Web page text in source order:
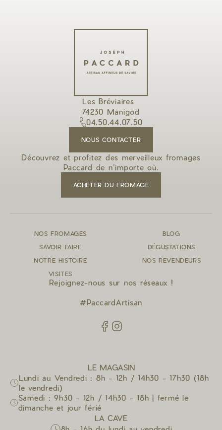
Les Bréviaires
74230 Manigod
04.50.44.07.50
NOUS CONTACTER
Découvrez et profitez des merveilleux fromages
Paccard de n’importe où.
ACHETER DU FROMAGE
NOS FROMAGES
BLOG
SAVOIR FAIRE
DÉGUSTATIONS
NOTRE HISTOIRE
NOS REVENDEURS
VISITES
Rejoignez-nous sur nos réseaux !
#PaccardArtisan
LE MAGASIN
Lundi au Vendredi : 8h - 12h / 14h30 - 17h30 (18h
le vendredi)
Samedi : 9h30 - 12h / 14h30 - 18h | fermé le
dimanche et jour férié
LA CAVE